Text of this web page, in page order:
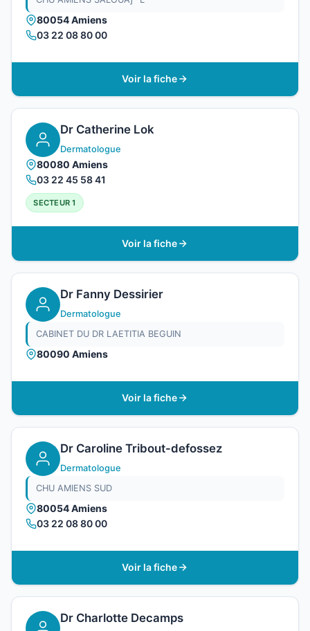
80054 Amiens
03 22 08 80 00
Voir la fiche
Dr Catherine Lok
Dermatologue
80080 Amiens
03 22 45 58 41
SECTEUR 1
Voir la fiche
Dr Fanny Dessirier
Dermatologue
CABINET DU DR LAETITIA BEGUIN
80090 Amiens
Voir la fiche
Dr Caroline Tribout-defossez
Dermatologue
CHU AMIENS SUD
80054 Amiens
03 22 08 80 00
Voir la fiche
Dr Charlotte Decamps